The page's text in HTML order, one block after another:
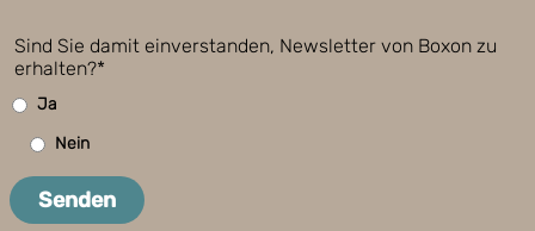
Sind Sie damit einverstanden, Newsletter von Boxon zu
erhalten?*
Ja
Nein
Senden